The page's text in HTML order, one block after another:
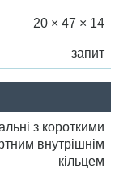
20 × 47 × 14
запит
з короткими
внутрішнім
кільцем